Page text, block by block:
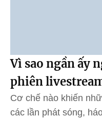
Vì sao ngần ấy
phiên
Cơ chế nào khiến
các lần phát sóng,